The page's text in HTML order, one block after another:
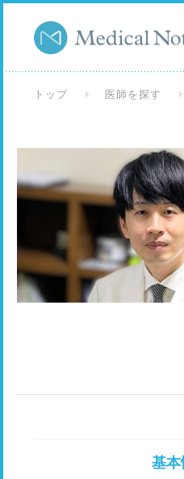
トップ 医師を探す
基本